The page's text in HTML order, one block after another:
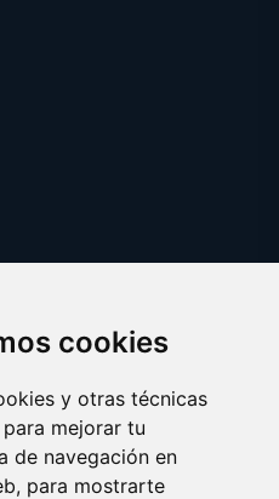
cookies
y otras técnicas
mejorar tu
de navegación en
para mostrarte
preferences
creencia.es